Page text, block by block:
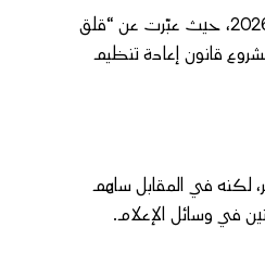
وجاء ذلك خلال تقديم تقرير النقابة حول حرية الصحافة وأوضاع الصحافيين صبيحة يوم الخميس 21ماي 2026، حيث عبّرت عن “قلق
قانون إعادة تنظيم
لكنه في المقابل ساهم
في وسائل الإعلام.